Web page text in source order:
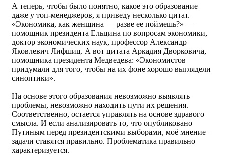
А теперь, чтобы было понятно, какое это образование
даже у топ-менеджеров, я приведу несколько цитат.
«Экономика, как женщина — разве ее поймешь?» —
помощник президента Ельцина по вопросам экономики,
доктор экономических наук, профессор Александр
Яковлевич Лифшиц. А вот цитата Аркадия Дворковича,
помощника президента Медведева: «Экономистов
придумали для того, чтобы на их фоне хорошо выглядели
синоптики».
На основе этого образования невозможно выявлять
проблемы, невозможно находить пути их решения.
Соответственно, остается управлять на основе здравого
смысла. И если анализировать то, что опубликовано
Путиным перед президентскими выборами, моё мнение –
задачи ставятся правильно. Проблематика правильно
характеризуется.